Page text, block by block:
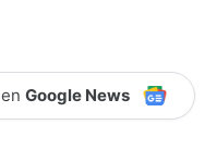
en Google News